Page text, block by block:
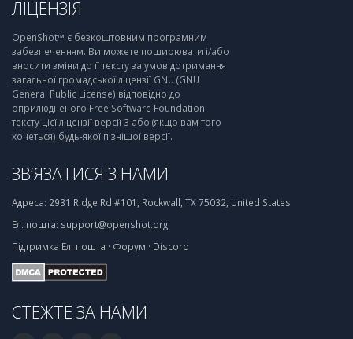
ЛІЦЕНЗІЯ
OpenShot™ є безкоштовним програмним
забезпеченням. Ви можете поширювати і/або
вносити зміни до її тексту за умов дотримання
загальної громадської ліцензії GNU (GNU
General Public License) відповідно до
оприлюдненого Free Software Foundation
тексту цієї ліцензії версії 3 або (якщо вам того
хочеться) будь-якої пізнішої версії.
ЗВ’ЯЗАТИСЯ З НАМИ
Адреса: 2931 Ridge Rd #101, Rockwall, TX 75032, United States
Ел. пошта: support@openshot.org
Підтримка Ел. пошта · Форум · Discord
СТЕЖТЕ ЗА НАМИ